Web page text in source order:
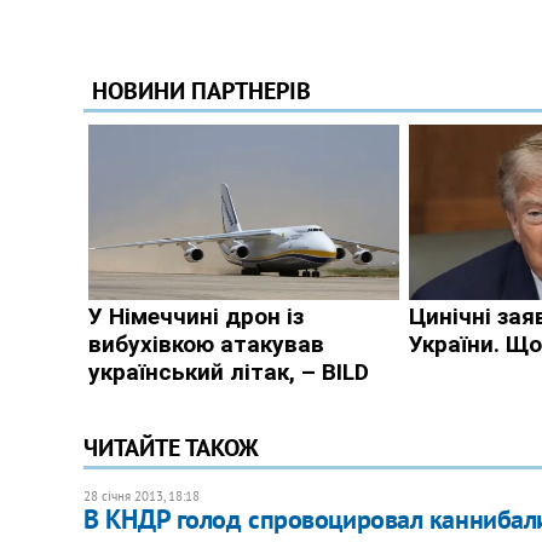
ЧИТАЙТЕ ТАКОЖ
28 січня 2013, 18:18
В КНДР голод спровоцировал